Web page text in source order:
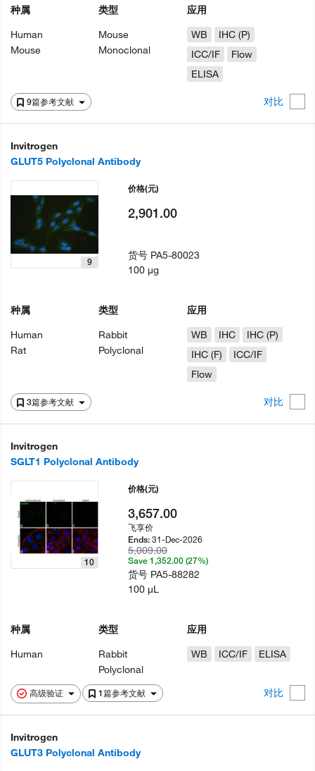
9篇参考文献 对比
种属
Human
Mouse
类型
Mouse
Monoclonal
应用
WB
IHC (P)
ICC/IF
Flow
ELISA
Invitrogen
GLUT5 Polyclonal Antibody
3篇参考文献 对比
9
种属
Human
Rat
类型
Rabbit
Polyclonal
应用
WB
IHC
IHC (P)
IHC (F)
ICC/IF
Flow
价格(元)
2,901.00
货号 PA5-80023
100 µg
Invitrogen
SGLT1 Polyclonal Antibody
高级验证 1篇参考文献 对比
10
种属
Human
类型
Rabbit
Polyclonal
应用
WB
ICC/IF ELISA
价格(元)
3,657.00
飞享价
Ends:31-Dec-2026
5,009.00
Save 1,352.00 (27%)
货号 PA5-88282
100 µL
Invitrogen
GLUT3 Polyclonal Antibody